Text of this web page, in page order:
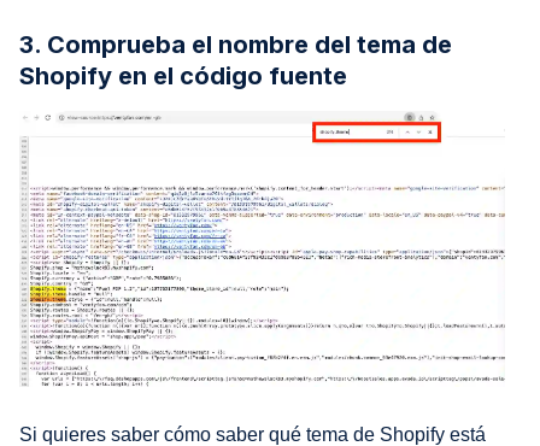
3. Comprueba el nombre del tema de
Shopify en el código fuente
Si quieres saber cómo saber qué tema de Shopify está